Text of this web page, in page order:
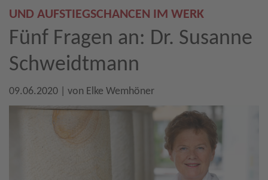
UND AUFSTIEGSCHANCEN IM WERK
Fünf Fragen an: Dr. Susanne
Schweidtmann
09.06.2020 | von Elke Wemhöner